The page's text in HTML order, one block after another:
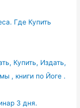
Где Купить
Купить, Издать,
, книги по Йоге .
3 дня.